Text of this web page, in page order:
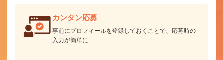
カンタン応募
事前にプロフィールを登録しておくことで、応募時の
入力が簡単に